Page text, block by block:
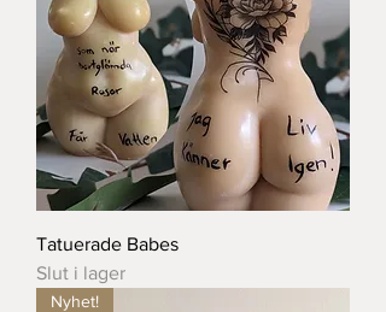
Tatuerade Babes
Slut i lager
Nyhet!